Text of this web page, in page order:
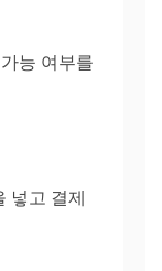
능 여부를
넣고 결제